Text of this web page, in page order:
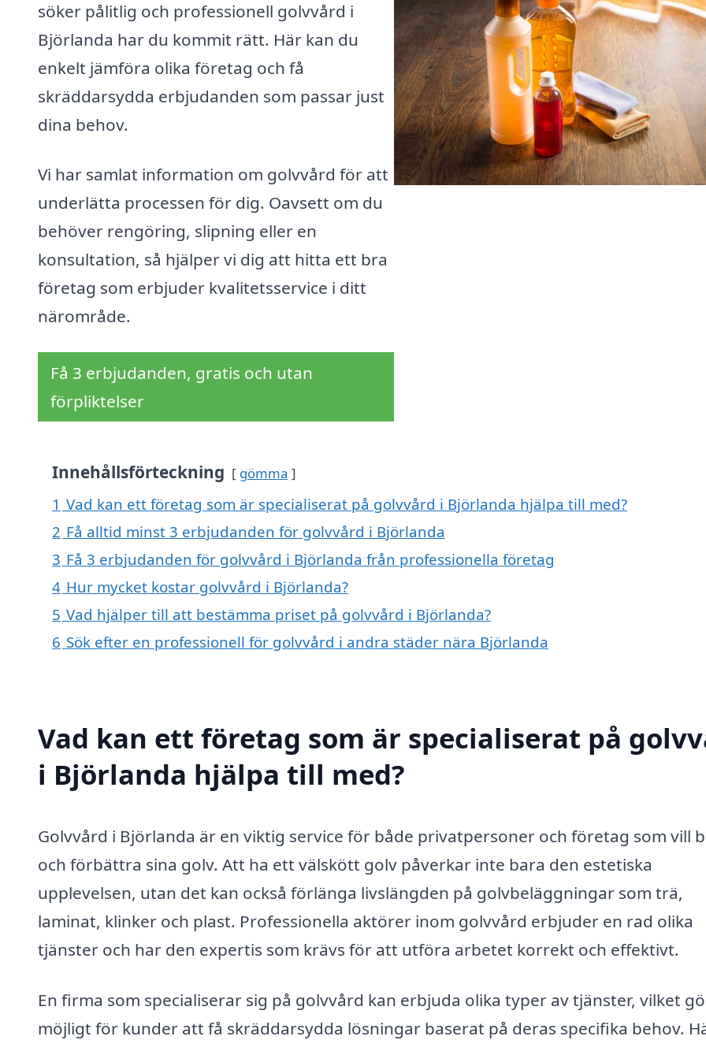
söker pålitlig och professionell golvvård i
Björlanda har du kommit rätt. Här kan du
enkelt jämföra olika företag och få
skräddarsydda erbjudanden som passar just
dina behov.
Vi har samlat information om golvvård för att
underlätta processen för dig. Oavsett om du
behöver rengöring, slipning eller en
konsultation, så hjälper vi dig att hitta ett bra
företag som erbjuder kvalitetsservice i ditt
närområde.
Få 3 erbjudanden, gratis och utan
förpliktelser
Innehållsförteckning gömma
1 Vad kan ett företag som är specialiserat på golvvård i Björlanda hjälpa till med?
2 Få alltid minst 3 erbjudanden för golvvård i Björlanda
3 Få 3 erbjudanden för golvvård i Björlanda från professionella företag
4 Hur mycket kostar golvvård i Björlanda?
5 Vad hjälper till att bestämma priset på golvvård i Björlanda?
6 Sök efter en professionell för golvvård i andra städer nära Björlanda
Vad kan ett företag som är specialiserat på
i Björlanda hjälpa till med?
Golvvård i Björlanda är en viktig service för både privatpersoner och företag som vill
och förbättra sina golv. Att ha ett välskött golv påverkar inte bara den estetiska
upplevelsen, utan det kan också förlänga livslängden på golvbeläggningar som trä,
laminat, klinker och plast. Professionella aktörer inom golvvård erbjuder en rad olika
tjänster och har den expertis som krävs för att utföra arbetet korrekt och effektivt.
En firma som specialiserar sig på golvvård kan erbjuda olika typer av tjänster, vilket
möjligt för kunder att få skräddarsydda lösningar baserat på deras specifika behov.